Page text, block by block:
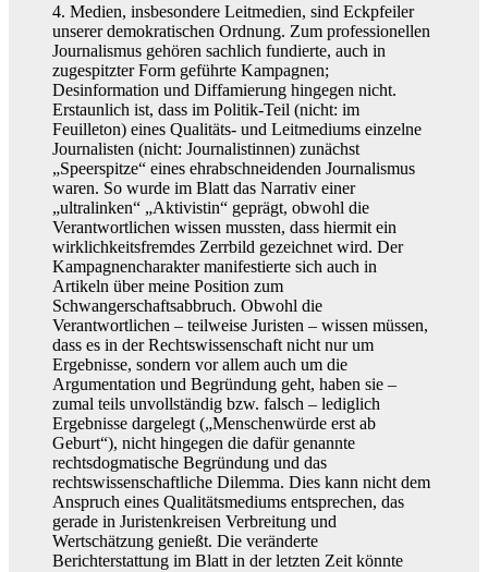
4. Medien, insbesondere Leitmedien, sind Eckpfeiler
unserer demokratischen Ordnung. Zum professionellen
Journalismus gehören sachlich fundierte, auch in
zugespitzter Form geführte Kampagnen;
Desinformation und Diffamierung hingegen nicht.
Erstaunlich ist, dass im Politik-Teil (nicht: im
Feuilleton) eines Qualitäts- und Leitmediums einzelne
Journalisten (nicht: Journalistinnen) zunächst
„Speerspitze“ eines ehrabschneidenden Journalismus
waren. So wurde im Blatt das Narrativ einer
„ultralinken“ „Aktivistin“ geprägt, obwohl die
Verantwortlichen wissen mussten, dass hiermit ein
wirklichkeitsfremdes Zerrbild gezeichnet wird. Der
Kampagnencharakter manifestierte sich auch in
Artikeln über meine Position zum
Schwangerschaftsabbruch. Obwohl die
Verantwortlichen – teilweise Juristen – wissen müssen,
dass es in der Rechtswissenschaft nicht nur um
Ergebnisse, sondern vor allem auch um die
Argumentation und Begründung geht, haben sie –
zumal teils unvollständig bzw. falsch – lediglich
Ergebnisse dargelegt („Menschenwürde erst ab
Geburt“), nicht hingegen die dafür genannte
rechtsdogmatische Begründung und das
rechtswissenschaftliche Dilemma. Dies kann nicht dem
Anspruch eines Qualitätsmediums entsprechen, das
gerade in Juristenkreisen Verbreitung und
Wertschätzung genießt. Die veränderte
Berichterstattung im Blatt in der letzten Zeit könnte